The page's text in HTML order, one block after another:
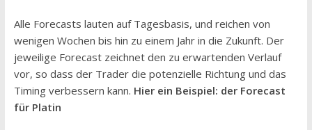
Alle Forecasts lauten auf Tagesbasis, und reichen von
wenigen Wochen bis hin zu einem Jahr in die Zukunft. Der
jeweilige Forecast zeichnet den zu erwartenden Verlauf
vor, so dass der Trader die potenzielle Richtung und das
Timing verbessern kann. Hier ein Beispiel: der Forecast
für Platin